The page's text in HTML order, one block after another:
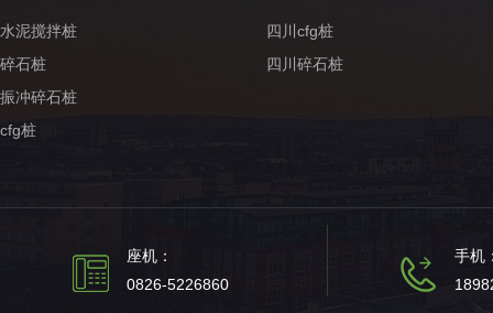
水泥搅拌桩
碎石桩
振冲碎石桩
cfg桩
四川cfg桩
四川碎石桩
座机：
0826-5226860
手机